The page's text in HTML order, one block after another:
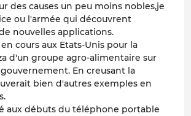
des causes un peu moins nobles,je
ou l'armée qui découvrent
nouvelles applications.
cours aux Etats-Unis pour la
d'un groupe agro-alimentaire sur
En creusant la
bien d'autres exemples en
aux débuts du téléphone portable